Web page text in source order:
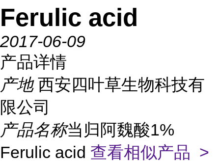
Ferulic acid
2017-06-09
产品详情
产地 西安四叶草生物科技有
限公司
产品名称当归阿魏酸1%
Ferulic acid 查看相似产品 >